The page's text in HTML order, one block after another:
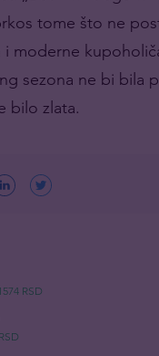
tome što ne
i moderne
sezona ne bi bila
bilo zlata.
RSD